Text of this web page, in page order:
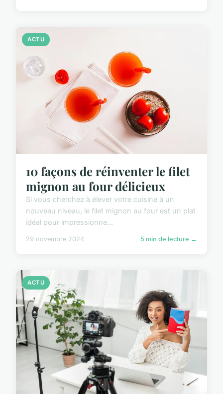
ACTU
10 façons de réinventer le filet
mignon au four délicieux
Si vous cherchez à élever votre cuisine à un
nouveau niveau, le filet mignon au four est un plat
idéal pour impressionne...
29 novembre 2024 5 min de lecture →
ACTU